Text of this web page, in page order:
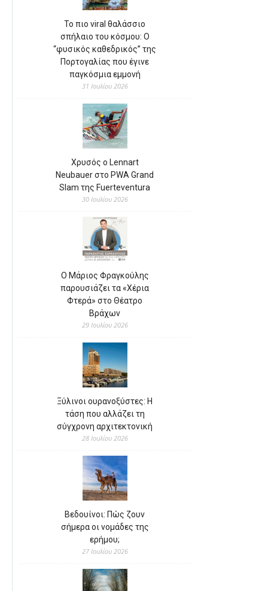
Το πιο viral θαλάσσιο
σπήλαιο του κόσμου: Ο
“φυσικός καθεδρικός” της
Πορτογαλίας που έγινε
παγκόσμια εμμονή
31 Ιουλίου 2026
Χρυσός ο Lennart
Neubauer στο PWA Grand
Slam της Fuerteventura
30 Ιουλίου 2026
Ο Μάριος Φραγκούλης
παρουσιάζει τα «Χέρια
Φτερά» στο Θέατρο
Βράχων
29 Ιουλίου 2026
Ξύλινοι ουρανοξύστες: Η
τάση που αλλάζει τη
σύγχρονη αρχιτεκτονική
28 Ιουλίου 2026
Βεδουίνοι: Πώς ζουν
σήμερα οι νομάδες της
ερήμου;
27 Ιουλίου 2026